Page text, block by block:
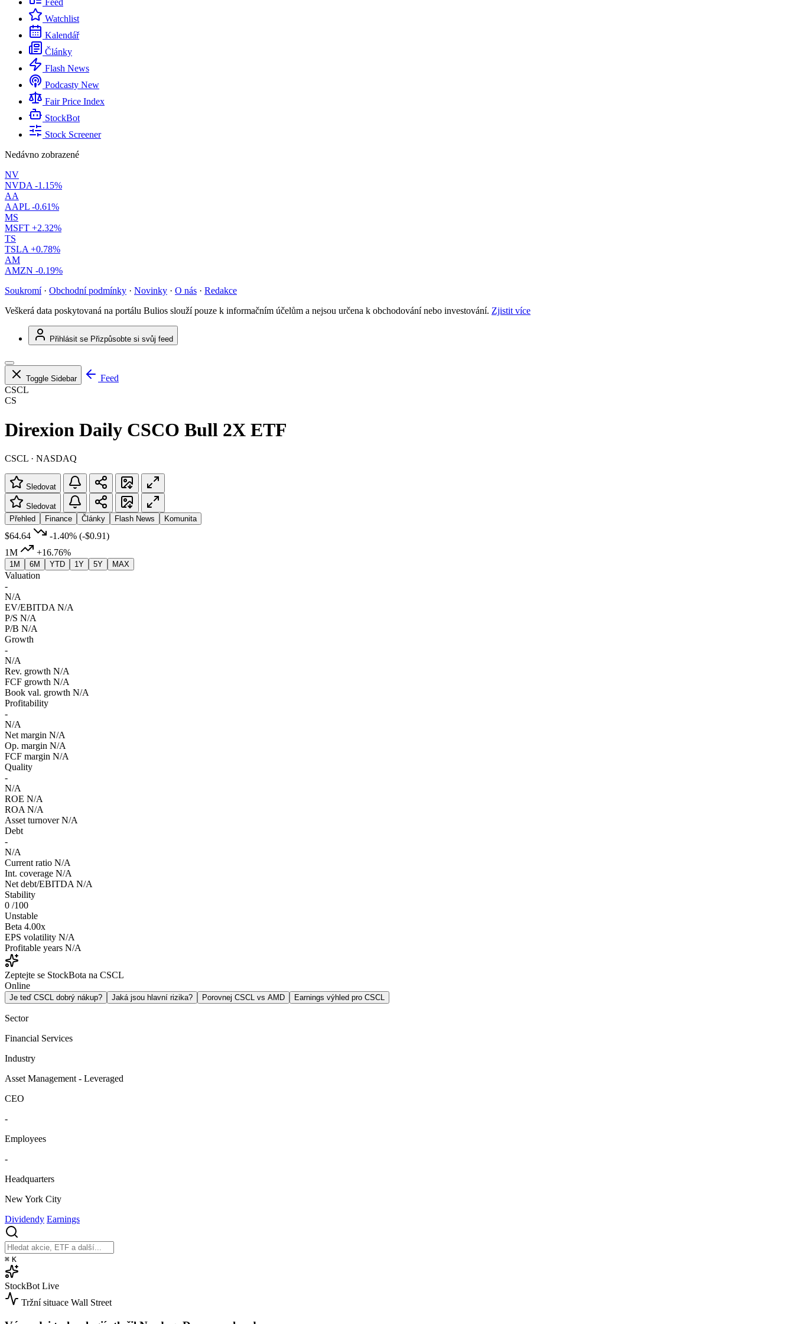
Feed
Watchlist
Kalendář
Články
Flash News
Podcasty New
Fair Price Index
StockBot
Stock Screener
Nedávno zobrazené
NV
NVDA -1.15%
AA
AAPL -0.61%
MS
MSFT +2.32%
TS
TSLA +0.78%
AM
AMZN -0.19%
Soukromí · Obchodní podmínky · Novinky · O nás · Redakce
Veškerá data poskytovaná na portálu Bulios slouží pouze k informačním účelům a nejsou určena k obchodování nebo investování. Zjistit více
Přihlásit se Přizpůsobte si svůj feed
Toggle Sidebar
Feed
CSCL
CS
Direxion Daily CSCO Bull 2X ETF
CSCL · NASDAQ
Sledovat
Sledovat
Přehled
Finance Články Flash News Komunita
$64.64 -1.40% (-$0.91)
1M
+16.76%
1M 6M YTD 1Y 5Y MAX
Valuation
-
N/A
EV/EBITDA N/A
P/S N/A
P/B N/A
Growth
-
N/A
Rev. growth N/A
FCF growth N/A
Book val. growth N/A
Profitability
-
N/A
Net margin N/A
Op. margin N/A
FCF margin N/A
Quality
-
N/A
ROE N/A
ROA N/A
Asset turnover N/A
Debt
-
N/A
Current ratio N/A
Int. coverage N/A
Net debt/EBITDA N/A
Stability
0 /100
Unstable
Beta 4.00x
EPS volatility N/A
Profitable years N/A
Zeptejte se StockBota na CSCL
Online
Je teď CSCL dobrý nákup? Jaká jsou hlavní rizika? Porovnej CSCL vs AMD Earnings výhled pro CSCL
Sector
Financial Services
Industry
Asset Management - Leveraged
CEO
-
Employees
-
Headquarters
New York City
Dividendy Earnings
⌘ K
StockBot Live
Tržní situace Wall Street